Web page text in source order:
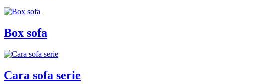
Box sofa
Cara sofa serie